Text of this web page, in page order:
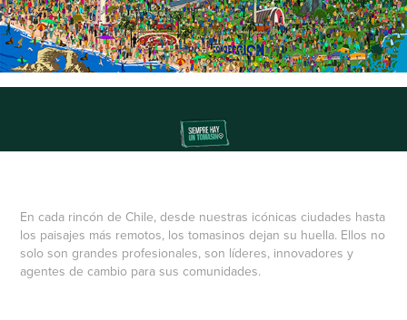
En cada rincón de Chile, desde nuestras icónicas ciudades hasta
los paisajes más remotos, los tomasinos dejan su huella. Ellos no
solo son grandes profesionales, son líderes, innovadores y
agentes de cambio para sus comunidades.